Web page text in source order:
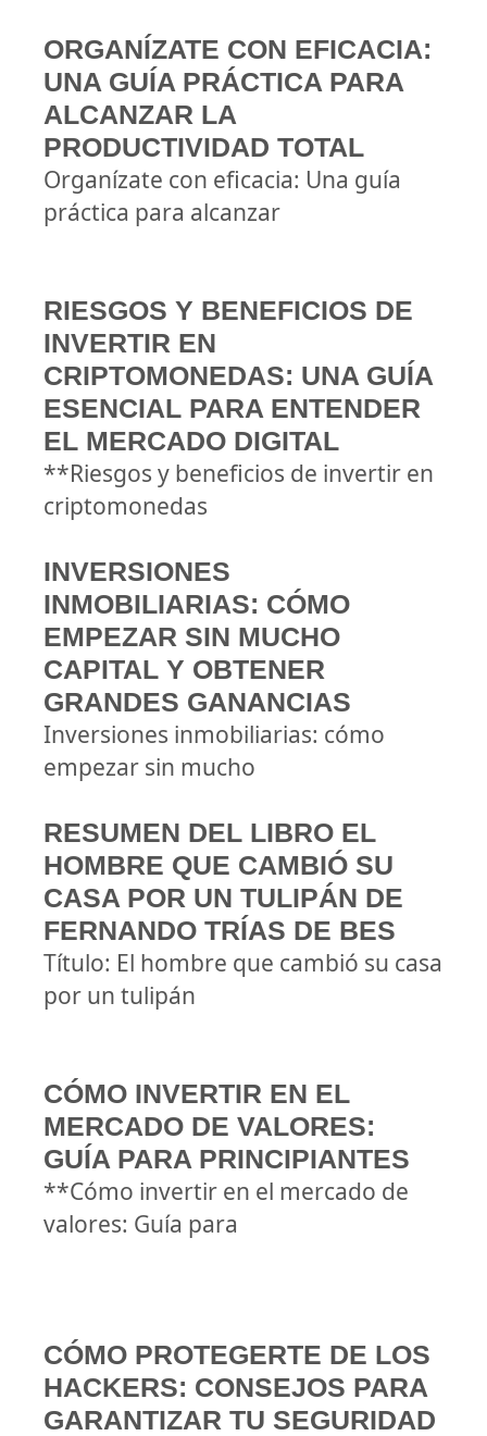
ORGANÍZATE CON EFICACIA:
UNA GUÍA PRÁCTICA PARA
ALCANZAR LA
PRODUCTIVIDAD TOTAL
Organízate con eficacia: Una guía
práctica para alcanzar
RIESGOS Y BENEFICIOS DE
INVERTIR EN
CRIPTOMONEDAS: UNA GUÍA
ESENCIAL PARA ENTENDER
EL MERCADO DIGITAL
**Riesgos y beneficios de invertir en
criptomonedas
INVERSIONES
INMOBILIARIAS: CÓMO
EMPEZAR SIN MUCHO
CAPITAL Y OBTENER
GRANDES GANANCIAS
Inversiones inmobiliarias: cómo
empezar sin mucho
RESUMEN DEL LIBRO EL
HOMBRE QUE CAMBIÓ SU
CASA POR UN TULIPÁN DE
FERNANDO TRÍAS DE BES
Título: El hombre que cambió su casa
por un tulipán
CÓMO INVERTIR EN EL
MERCADO DE VALORES:
GUÍA PARA PRINCIPIANTES
**Cómo invertir en el mercado de
valores: Guía para
CÓMO PROTEGERTE DE LOS
HACKERS: CONSEJOS PARA
GARANTIZAR TU SEGURIDAD